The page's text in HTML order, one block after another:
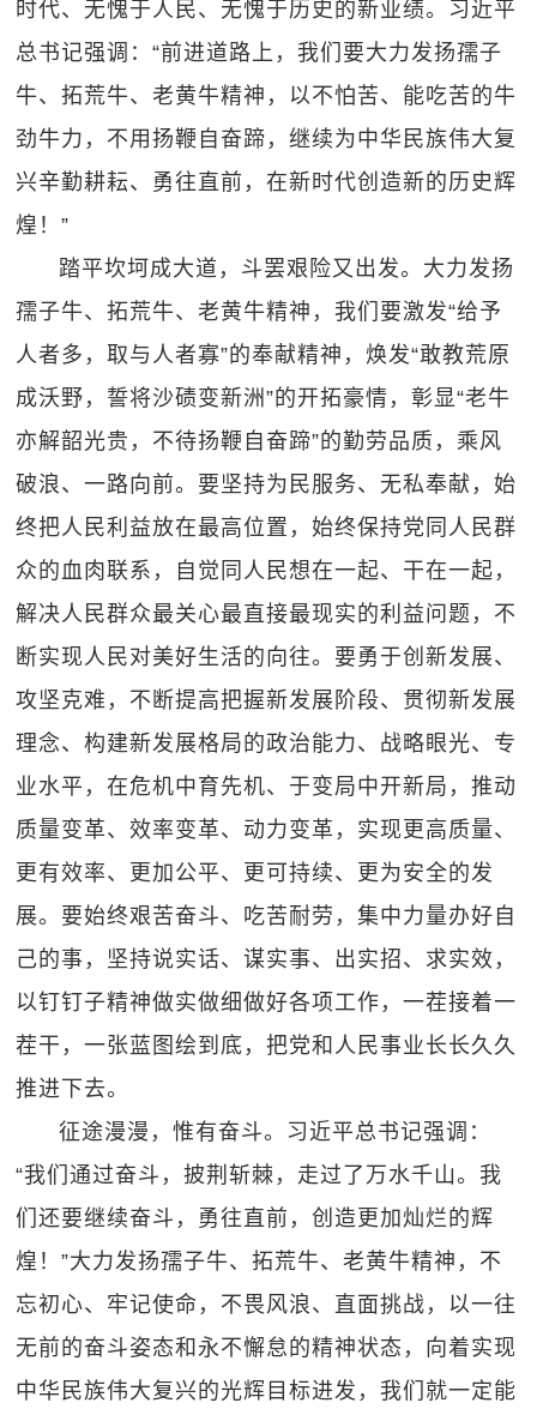
时代、无愧于人民、无愧于历史的新业绩。习近平
总书记强调：“前进道路上，我们要大力发扬孺子
牛、拓荒牛、老黄牛精神，以不怕苦、能吃苦的牛
劲牛力，不用扬鞭自奋蹄，继续为中华民族伟大复
兴辛勤耕耘、勇往直前，在新时代创造新的历史辉
煌！”
踏平坎坷成大道，斗罢艰险又出发。大力发扬
孺子牛、拓荒牛、老黄牛精神，我们要激发“给予
人者多，取与人者寡”的奉献精神，焕发“敢教荒原
成沃野，誓将沙碛变新洲”的开拓豪情，彰显“老牛
亦解韶光贵，不待扬鞭自奋蹄”的勤劳品质，乘风
破浪、一路向前。要坚持为民服务、无私奉献，始
终把人民利益放在最高位置，始终保持党同人民群
众的血肉联系，自觉同人民想在一起、干在一起，
解决人民群众最关心最直接最现实的利益问题，不
断实现人民对美好生活的向往。要勇于创新发展、
攻坚克难，不断提高把握新发展阶段、贯彻新发展
理念、构建新发展格局的政治能力、战略眼光、专
业水平，在危机中育先机、于变局中开新局，推动
质量变革、效率变革、动力变革，实现更高质量、
更有效率、更加公平、更可持续、更为安全的发
展。要始终艰苦奋斗、吃苦耐劳，集中力量办好自
己的事，坚持说实话、谋实事、出实招、求实效，
以钉钉子精神做实做细做好各项工作，一茬接着一
茬干，一张蓝图绘到底，把党和人民事业长长久久
推进下去。
征途漫漫，惟有奋斗。习近平总书记强调：
“我们通过奋斗，披荆斩棘，走过了万水千山。我
们还要继续奋斗，勇往直前，创造更加灿烂的辉
煌！”大力发扬孺子牛、拓荒牛、老黄牛精神，不
忘初心、牢记使命，不畏风浪、直面挑战，以一往
无前的奋斗姿态和永不懈怠的精神状态，向着实现
中华民族伟大复兴的光辉目标进发，我们就一定能